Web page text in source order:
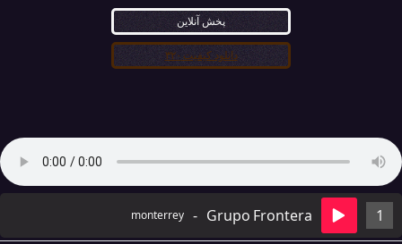
پخش آنلاین
دانلود کیفیت ۳۲۰
1
Grupo Frontera
-
monterrey